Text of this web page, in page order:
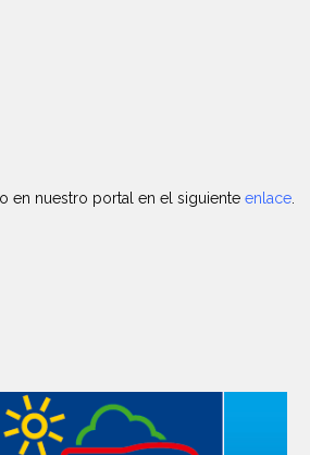
o en nuestro portal en el siguiente enlace.